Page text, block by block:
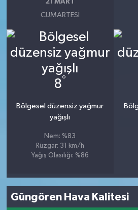
21 MART
CUMARTESI
8°
Bölgesel düzensiz yağmur
yağışlı
Nem: %83
Rüzgar: 31 km/h
Yağış Olasılığı: %86
Güngören Hava Kalitesi